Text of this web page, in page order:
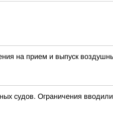
на прием и выпуск
Ограничения вводили